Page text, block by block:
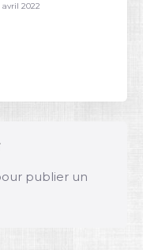
avril 2022
publier un